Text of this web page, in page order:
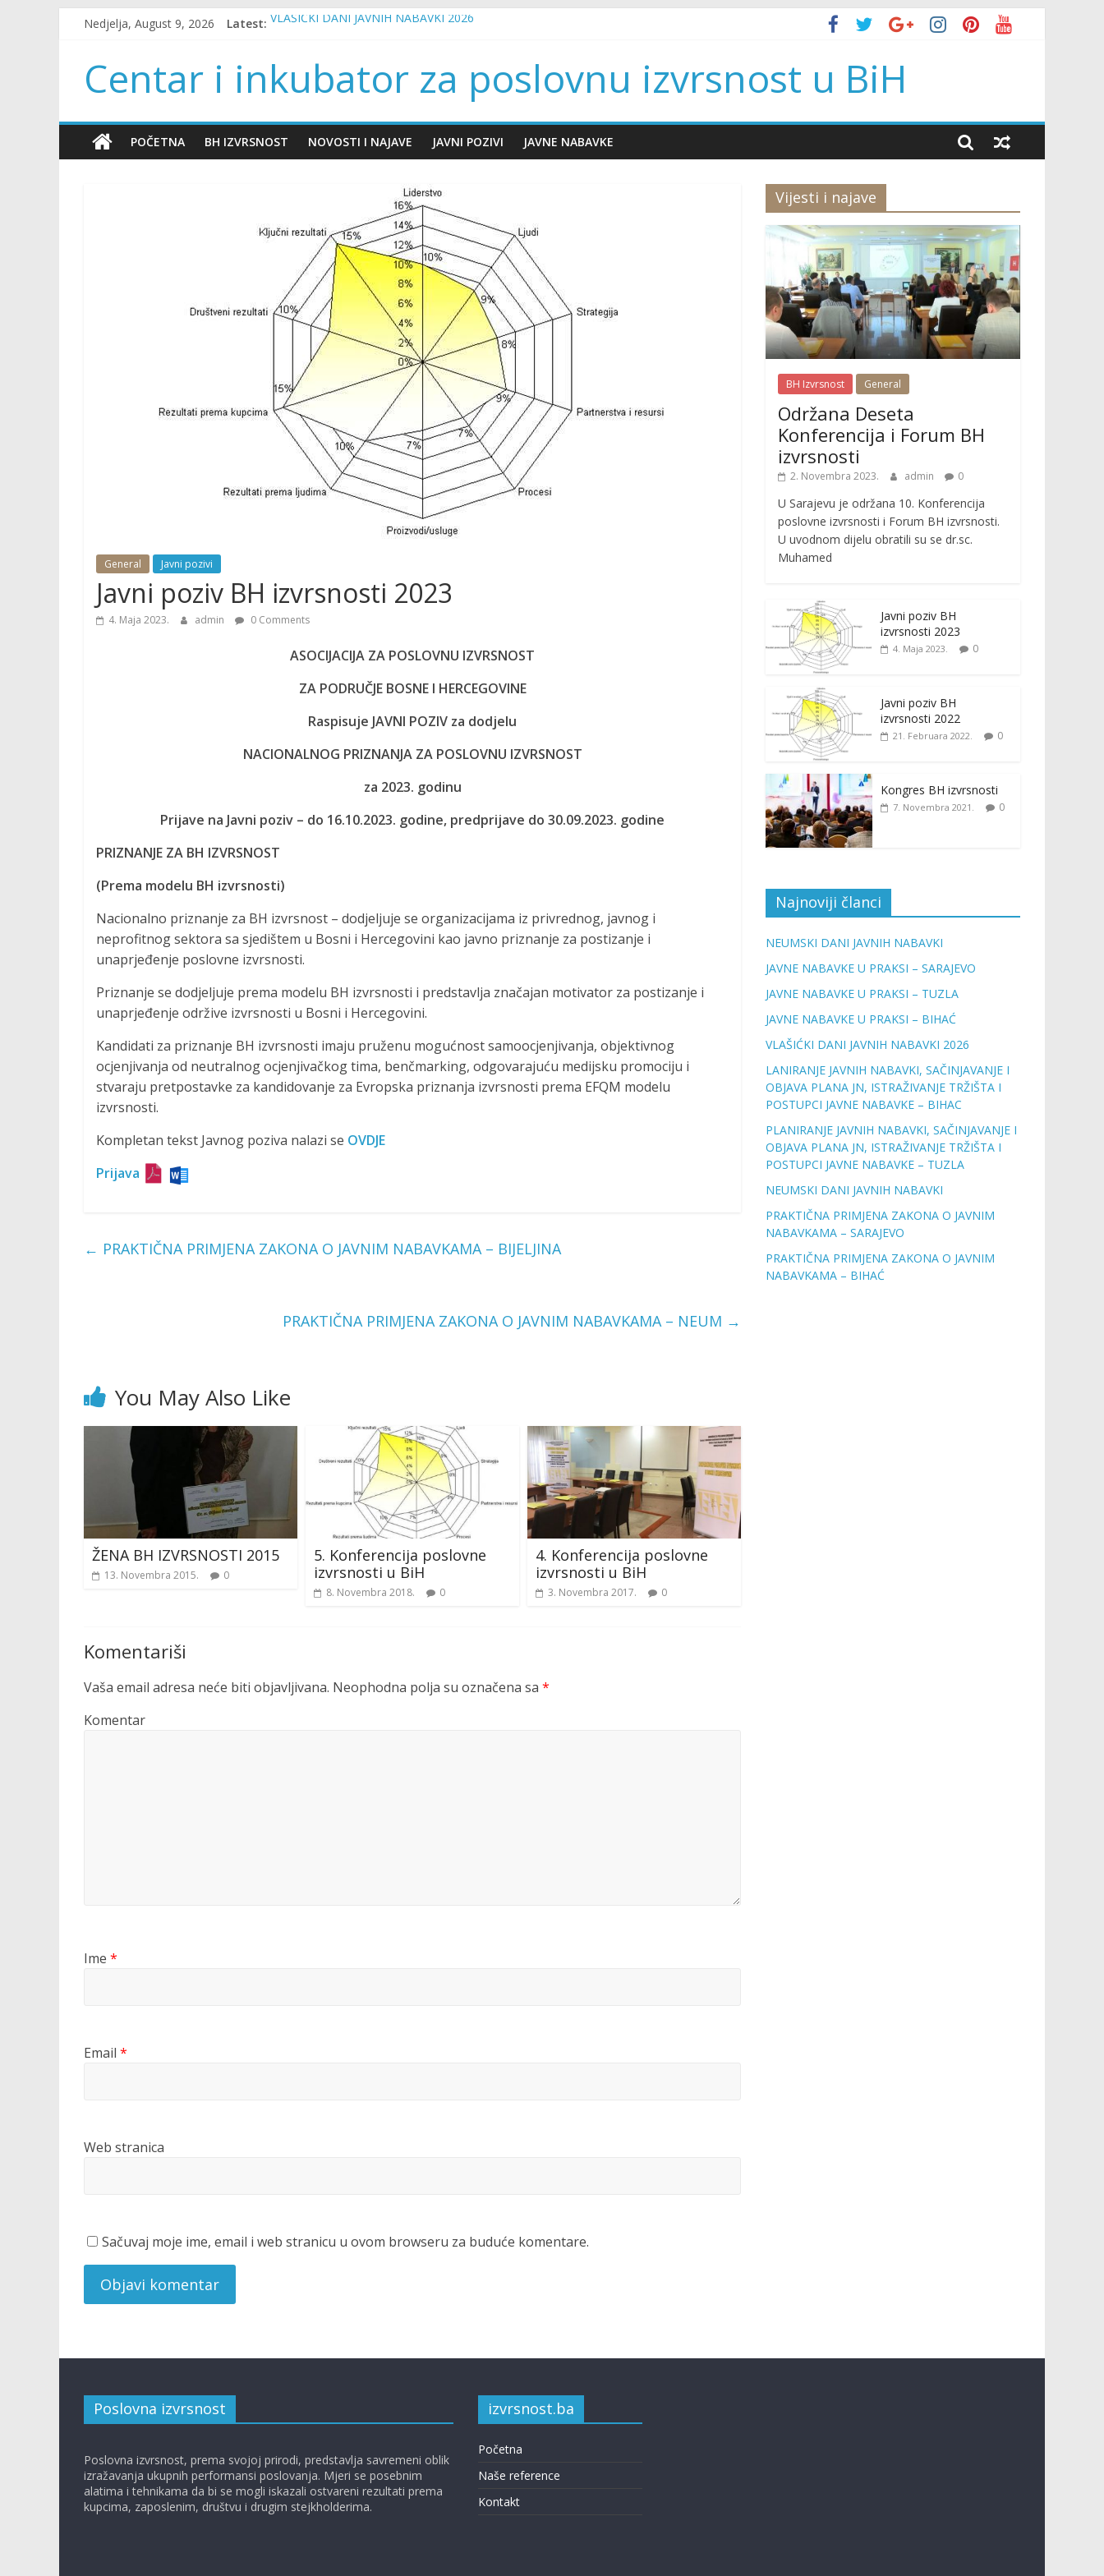
Nedjelja, August 9, 2026 Latest: VLAŠIĆKI DANI JAVNIH NABAVKI 2026
JAVNE NABAVKE U PRAKSI – SARAJEVO
JAVNE NABAVKE U PRAKSI – TUZLA
JAVNE NABAVKE U PRAKSI – BIHAĆ
Centar i inkubator za poslovnu izvrsnost u BiH
POČETNA BH IZVRSNOST NOVOSTI I NAJAVE JAVNI POZIVI JAVNE NABAVKE
General Javni pozivi
Javni poziv BH izvrsnosti 2023
4. Maja 2023. admin 0 Comments
ASOCIJACIJA ZA POSLOVNU IZVRSNOST
ZA PODRUČJE BOSNE I HERCEGOVINE
Raspisuje JAVNI POZIV za dodjelu
NACIONALNOG PRIZNANJA ZA POSLOVNU IZVRSNOST
za 2023. godinu
Prijave na Javni poziv – do 16.10.2023. godine, predprijave do 30.09.2023. godine
PRIZNANJE ZA BH IZVRSNOST
(Prema modelu BH izvrsnosti)
Nacionalno priznanje za BH izvrsnost – dodjeljuje se organizacijama iz privrednog, javnog i
neprofitnog sektora sa sjedištem u Bosni i Hercegovini kao javno priznanje za postizanje i
unaprjeđenje poslovne izvrsnosti.
Priznanje se dodjeljuje prema modelu BH izvrsnosti i predstavlja značajan motivator za postizanje i
unaprjeđenje održive izvrsnosti u Bosni i Hercegovini.
Kandidati za priznanje BH izvrsnosti imaju pruženu mogućnost samoocjenjivanja, objektivnog
ocjenjivanja od neutralnog ocjenjivačkog tima, benčmarking, odgovarajuću medijsku promociju i
stvaraju pretpostavke za kandidovanje za Evropska priznanja izvrsnosti prema EFQM modelu
izvrsnosti.
Kompletan tekst Javnog poziva nalazi se OVDJE
Prijava
← PRAKTIČNA PRIMJENA ZAKONA O JAVNIM NABAVKAMA – BIJELJINA
PRAKTIČNA PRIMJENA ZAKONA O JAVNIM NABAVKAMA – NEUM →
You May Also Like
ŽENA BH IZVRSNOSTI 2015
13. Novembra 2015. 0
5. Konferencija poslovne
izvrsnosti u BiH
8. Novembra 2018. 0
4. Konferencija poslovne
izvrsnosti u BiH
3. Novembra 2017. 0
Komentariši
Vaša email adresa neće biti objavljivana. Neophodna polja su označena sa *
Komentar
Ime *
Email *
Web stranica
Sačuvaj moje ime, email i web stranicu u ovom browseru za buduće komentare.
Vijesti i najave
BH Izvrsnost General
Održana Deseta
Konferencija i Forum BH
izvrsnosti
2. Novembra 2023. admin 0
U Sarajevu je održana 10. Konferencija
poslovne izvrsnosti i Forum BH izvrsnosti.
U uvodnom dijelu obratili su se dr.sc.
Muhamed
Javni poziv BH
izvrsnosti 2023
4. Maja 2023. 0
Javni poziv BH
izvrsnosti 2022
21. Februara 2022. 0
Kongres BH izvrsnosti
7. Novembra 2021. 0
Najnoviji članci
NEUMSKI DANI JAVNIH NABAVKI
JAVNE NABAVKE U PRAKSI – SARAJEVO
JAVNE NABAVKE U PRAKSI – TUZLA
JAVNE NABAVKE U PRAKSI – BIHAĆ
VLAŠIĆKI DANI JAVNIH NABAVKI 2026
LANIRANJE JAVNIH NABAVKI, SAČINJAVANJE I
OBJAVA PLANA JN, ISTRAŽIVANJE TRŽIŠTA I
POSTUPCI JAVNE NABAVKE – BIHAC
PLANIRANJE JAVNIH NABAVKI, SAČINJAVANJE I
OBJAVA PLANA JN, ISTRAŽIVANJE TRŽIŠTA I
POSTUPCI JAVNE NABAVKE – TUZLA
NEUMSKI DANI JAVNIH NABAVKI
PRAKTIČNA PRIMJENA ZAKONA O JAVNIM
NABAVKAMA – SARAJEVO
PRAKTIČNA PRIMJENA ZAKONA O JAVNIM
NABAVKAMA – BIHAĆ
Poslovna izvrsnost
Poslovna izvrsnost, prema svojoj prirodi, predstavlja savremeni oblik
izražavanja ukupnih performansi poslovanja. Mjeri se posebnim
alatima i tehnikama da bi se mogli iskazali ostvareni rezultati prema
kupcima, zaposlenim, društvu i drugim stejkholderima.
izvrsnost.ba
Početna
Naše reference
Kontakt